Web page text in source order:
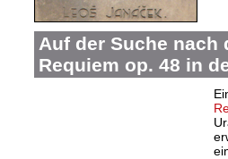
Auf der Suche nach
Requiem op. 48 in